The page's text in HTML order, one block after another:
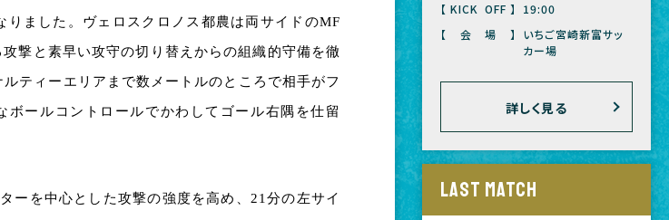
ました。ヴェロスクロノス都農は両サイドのMF
撃と素早い攻守の切り替えからの組織的守備を徹
ティーエリアまで数メートルのところで相手がフ
ールコントロールでかわしてゴール右隅を仕留
ーを中心とした攻撃の強度を高め、21分の左サイ
【KICK OFF】
19:00
【会場】
いちご宮崎新富サッ
カー場
詳しく見る
LAST MATCH